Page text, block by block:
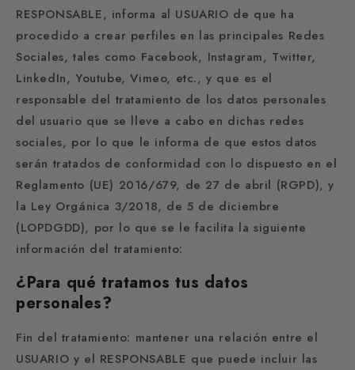
RESPONSABLE, informa al USUARIO de que ha
procedido a crear perfiles en las principales Redes
Sociales, tales como Facebook, Instagram, Twitter,
LinkedIn, Youtube, Vimeo, etc., y que es el
responsable del tratamiento de los datos personales
del usuario que se lleve a cabo en dichas redes
sociales, por lo que le informa de que estos datos
serán tratados de conformidad con lo dispuesto en el
Reglamento (UE) 2016/679, de 27 de abril (RGPD), y
la Ley Orgánica 3/2018, de 5 de diciembre
(LOPDGDD), por lo que se le facilita la siguiente
información del tratamiento:
¿Para qué tratamos tus datos
personales?
Fin del tratamiento: mantener una relación entre el
USUARIO y el RESPONSABLE que puede incluir las